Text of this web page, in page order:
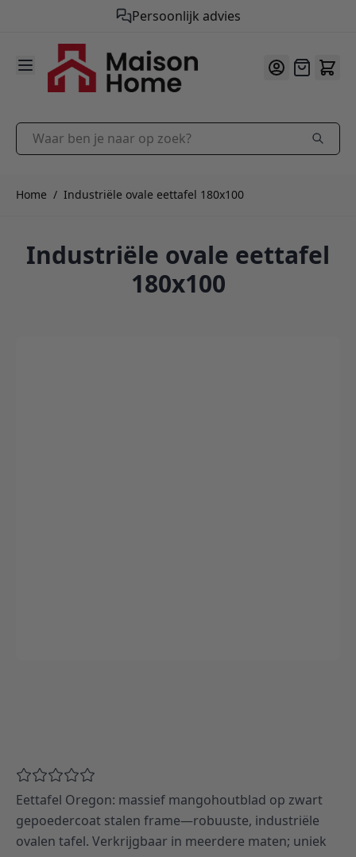
Persoonlijk advies
Gratis verzending vanaf €50,-
9.9/10
Ga naar de inhoud
Offerte
Waar ben je naar op zoek?
Home / Industriële ovale eettafel 180x100
Industriële ovale eettafel
180x100
Eettafel Oregon: massief mangohoutblad op zwart
gepoedercoat stalen frame—robuuste, industriële
ovalen tafel. Verkrijgbaar in meerdere maten; uniek